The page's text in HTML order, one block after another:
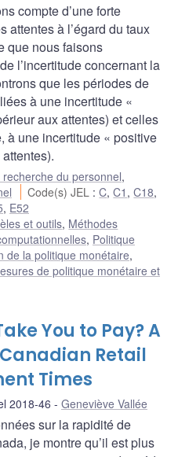
compte d’une forte
attentes à l’égard du taux
que nous faisons
l’incertitude concernant la
que les périodes de
à une incertitude «
aux attentes) et celles
à une incertitude « positive
du personnel,
Code(s) JEL :C,C1 ,C18,
, E52
et outils, Méthodes
, Politique
de la politique monétaire,
de politique monétaire et
You to Pay? A
Retail
Times
2018-46 Geneviève Vallée
sur la rapidité de
je montre qu’il est plus